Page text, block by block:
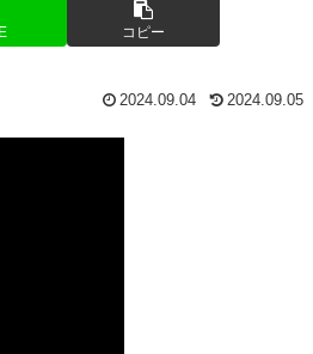
コピー
2024.09.04 2024.09.05